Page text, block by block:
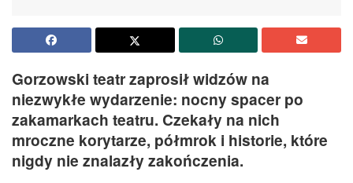
Gorzowski teatr zaprosił widzów na
niezwykłe wydarzenie: nocny spacer po
zakamarkach teatru. Czekały na nich
mroczne korytarze, półmrok i historie, które
nigdy nie znalazły zakończenia.